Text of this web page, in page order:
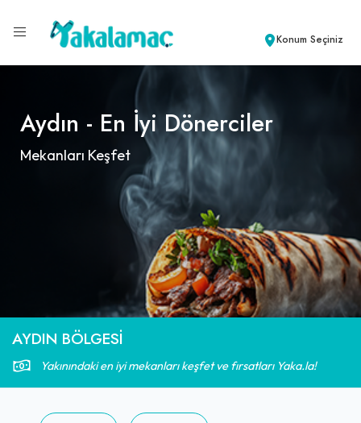
Konum Seçiniz
Aydın - En İyi Dönerciler
Mekanları Keşfet
AYDIN BÖLGESI
Yakınındaki en iyi mekanları keşfet ve fırsatları Yaka.la!